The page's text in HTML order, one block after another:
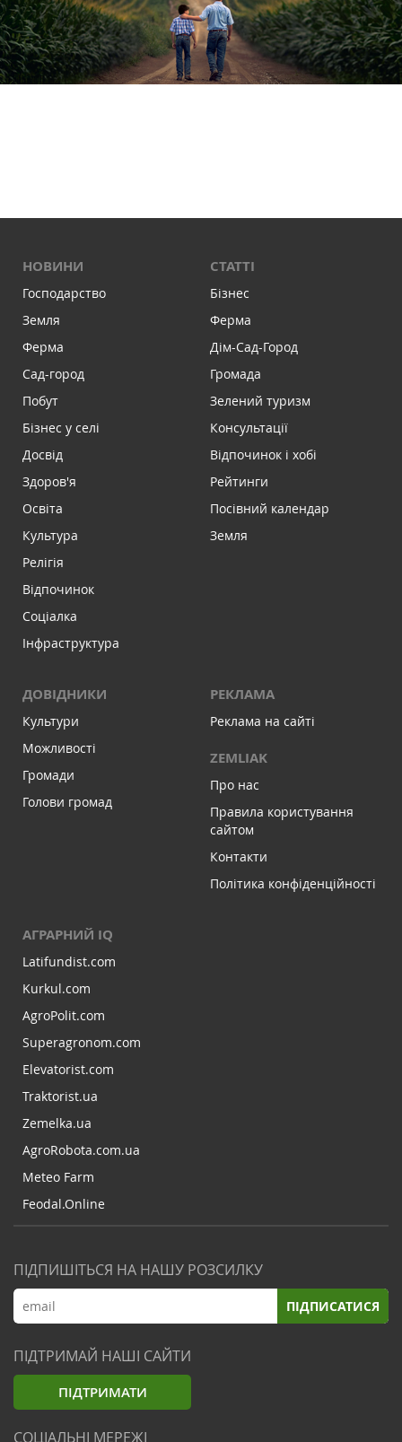
НОВИНИ
Господарство
Земля
Ферма
Сад-город
Побут
Бізнес у селі
Досвід
Здоров'я
Освіта
Культура
Релігія
Відпочинок
Соціалка
Інфраструктура
СТАТТІ
Бізнес
Ферма
Дім-Сад-Город
Громада
Зелений туризм
Консультації
Відпочинок і хобі
Рейтинги
Посівний календар
Земля
ДОВІДНИКИ
Культури
Можливості
Громади
Голови громад
РЕКЛАМА
Реклама на сайті
ZEMLIAK
Про нас
Правила користування
сайтом
Контакти
Політика конфіденційності
АГРАРНИЙ IQ
Latifundist.com
Kurkul.com
AgroPolit.com
Superagronom.com
Elevatorist.com
Traktorist.ua
Zemelka.ua
AgroRobota.com.ua
Meteo Farm
Feodal.Online
ПІДПИШІТЬСЯ НА НАШУ РОЗСИЛКУ
ПІДПИСАТИСЯ
ПІДТРИМАЙ НАШІ САЙТИ
ПІДТРИМАТИ
СОЦІАЛЬНІ МЕРЕЖІ